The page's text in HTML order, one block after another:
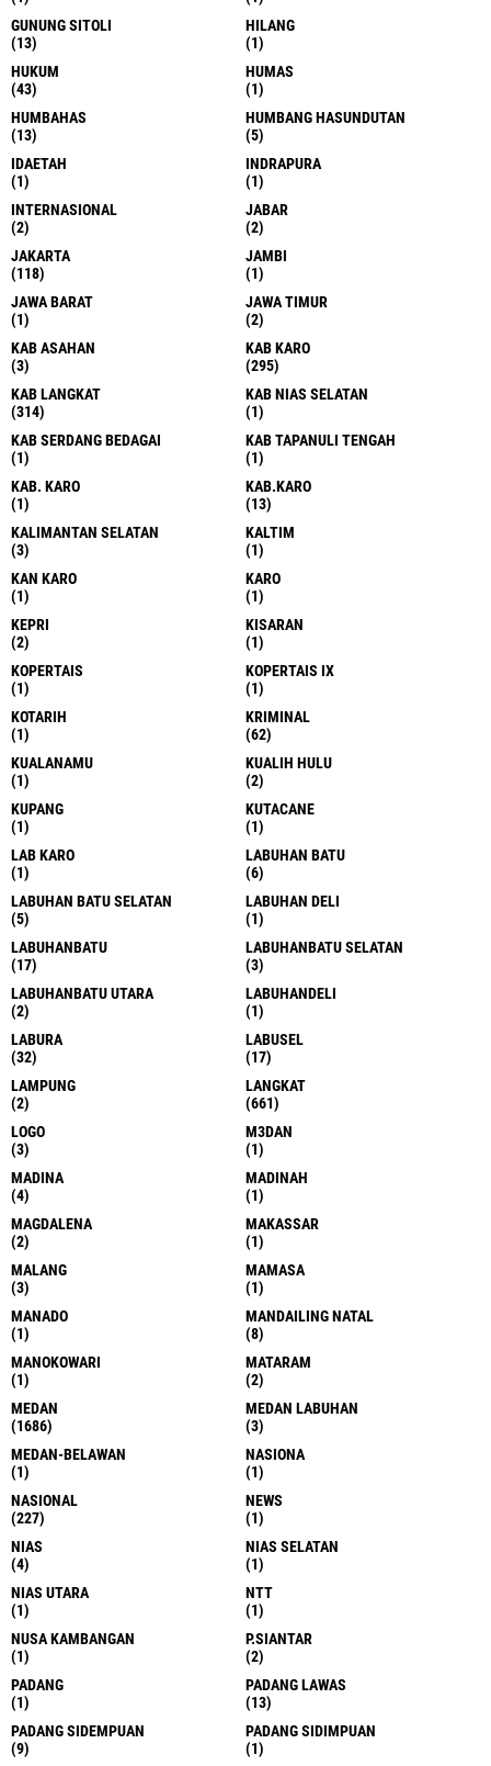
GUNUNG SITOLI
(13)
HILANG
(1)
HUKUM
(43)
HUMAS
(1)
HUMBAHAS
(13)
HUMBANG HASUNDUTAN
(5)
IDAETAH
(1)
INDRAPURA
(1)
INTERNASIONAL
(2)
JABAR
(2)
JAKARTA
(118)
JAMBI
(1)
JAWA BARAT
(1)
JAWA TIMUR
(2)
KAB ASAHAN
(3)
KAB KARO
(295)
KAB LANGKAT
(314)
KAB NIAS SELATAN
(1)
KAB SERDANG BEDAGAI
(1)
KAB TAPANULI TENGAH
(1)
KAB. KARO
(1)
KAB.KARO
(13)
KALIMANTAN SELATAN
(3)
KALTIM
(1)
KAN KARO
(1)
KARO
(1)
KEPRI
(2)
KISARAN
(1)
KOPERTAIS
(1)
KOPERTAIS IX
(1)
KOTARIH
(1)
KRIMINAL
(62)
KUALANAMU
(1)
KUALIH HULU
(2)
KUPANG
(1)
KUTACANE
(1)
LAB KARO
(1)
LABUHAN BATU
(6)
LABUHAN BATU SELATAN
(5)
LABUHAN DELI
(1)
LABUHANBATU
(17)
LABUHANBATU SELATAN
(3)
LABUHANBATU UTARA
(2)
LABUHANDELI
(1)
LABURA
(32)
LABUSEL
(17)
LAMPUNG
(2)
LANGKAT
(661)
LOGO
(3)
M3DAN
(1)
MADINA
(4)
MADINAH
(1)
MAGDALENA
(2)
MAKASSAR
(1)
MALANG
(3)
MAMASA
(1)
MANADO
(1)
MANDAILING NATAL
(8)
MANOKOWARI
(1)
MATARAM
(2)
MEDAN
(1686)
MEDAN LABUHAN
(3)
MEDAN-BELAWAN
(1)
NASIONA
(1)
NASIONAL
(227)
NEWS
(1)
NIAS
(4)
NIAS SELATAN
(1)
NIAS UTARA
(1)
NTT
(1)
NUSA KAMBANGAN
(1)
P.SIANTAR
(2)
PADANG
(1)
PADANG LAWAS
(13)
PADANG SIDEMPUAN
(9)
PADANG SIDIMPUAN
(1)